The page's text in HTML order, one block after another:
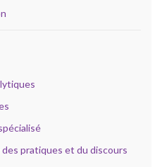
pratiques et du discours